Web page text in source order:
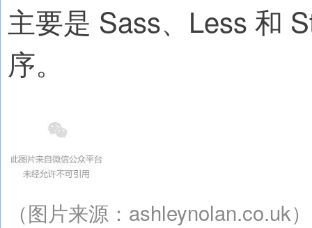
主要是 Sass、Less 和
序。
（图片来源：ashleynolan.co.uk）